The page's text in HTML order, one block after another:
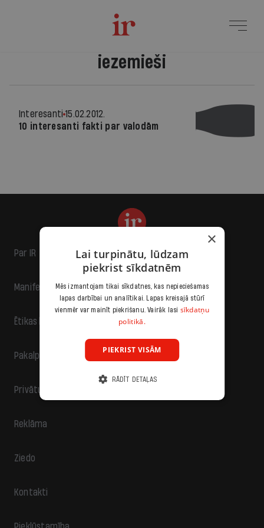
iezemieši
Interesanti 15.02.2012.
10 interesanti fakti par valodām
Par IR
Manifests
Ētikas kodekss
Pakalpojumu sniegšanas noteikumi
Privātuma politika
Reklāma
Ziedo
Kontakti
×
Lai turpinātu, lūdzam
piekrist sīkdatnēm
Mēs izmantojam tikai sīkdatnes, kas nepieciešamas
lapas darbībai un analītikai. Lapas kreisajā stūrī
vienmēr var mainīt piekrišanu. Vairāk lasi sīkdatņu
politikā.
PIEKRIST VISĀM
RĀDĪT DETAĻAS